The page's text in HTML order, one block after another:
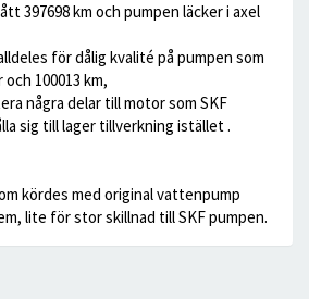
397698 km och pumpen läcker i axel
för dålig kvalité på pumpen som
100013 km,
några delar till motor som SKF
sig till lager tillverkning istället .
kördes med original vattenpump
lite för stor skillnad till SKF pumpen.